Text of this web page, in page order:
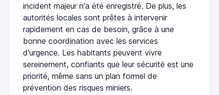
incident majeur n'a été enregistré. De plus, les
autorités locales sont prêtes à intervenir
rapidement en cas de besoin, grâce à une
bonne coordination avec les services
d'urgence. Les habitants peuvent vivre
sereinement, confiants que leur sécurité est une
priorité, même sans un plan formel de
prévention des risques miniers.